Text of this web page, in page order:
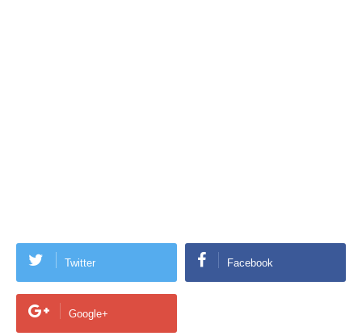
Twitter Facebook
Google+